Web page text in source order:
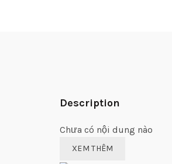
Description
Chưa có nội dung nào
XEM THÊM